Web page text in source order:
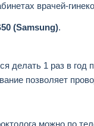
врачей-
(Samsung).
делать 1 раз в год
позволяет
можно по